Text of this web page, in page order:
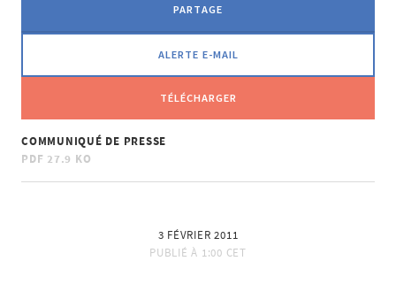
PARTAGE
ALERTE E-MAIL
TÉLÉCHARGER
COMMUNIQUÉ DE PRESSE
PDF 27.9 KO
3 FÉVRIER 2011
PUBLIÉ À 1:00 CET